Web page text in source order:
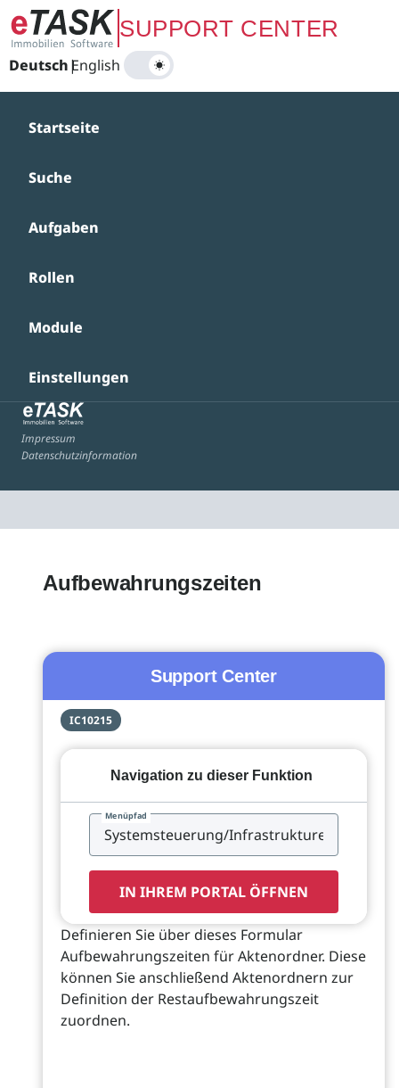
Zum Hauptinhalt springenSUPPORT CENTER
Deutsch|
English
Startseite
Suche
Aufgaben
Rollen
Module
Einstellungen
Impressum
Datenschutzinformation
Aufbewahrungszeiten
Support Center
IC10215
Navigation zu dieser Funktion
Menüpfad
IN IHREM PORTAL ÖFFNEN
Definieren Sie über dieses Formular
Aufbewahrungszeiten für Aktenordner. Diese
können Sie anschließend Aktenordnern zur
Definition der Restaufbewahrungszeit
zuordnen.